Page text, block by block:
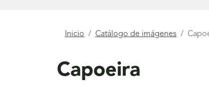
Está
Inicio Catálogo de imágenes
Capoeira